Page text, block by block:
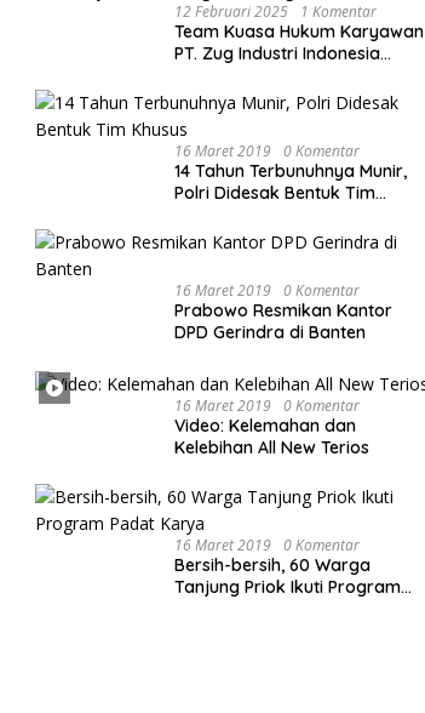
12 Februari 2025 1 Komentar
Team Kuasa Hukum Karyawan
PT. Zug Industri Indonesia
Memperjuangkan Hak
Karyawan di Pengadilan Negeri
Jakarta Pusat
16 Maret 2019 0 Komentar
14 Tahun Terbunuhnya Munir,
Polri Didesak Bentuk Tim
16 Maret 2019 0 Komentar
Prabowo Resmikan Kantor
DPD Gerindra di Banten
16 Maret 2019 0 Komentar
Video: Kelemahan dan
Kelebihan All New Terios
16 Maret 2019 0 Komentar
Bersih-bersih, 60 Warga
Tanjung Priok Ikuti Program